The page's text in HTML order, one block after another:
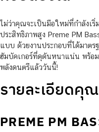
ไม่ว่าคุณจะเป็นมือใหม่ที่กำลังเ
ประสิทธิภาพสูง Preme PM
แบบ ด้วยงานประกอบที่ได้มาต
ฮัมบัคเกอร์ที่ดุดันหนาแน่น พร้อ
พลังดนตรีแล้ววันนี้!
รายละเอียดคุ
PREME PM